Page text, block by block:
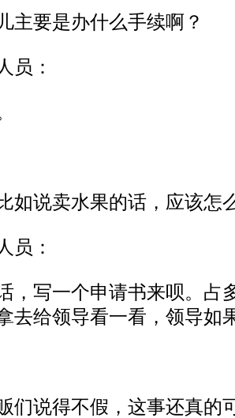
要是办什么手续啊？
：
说卖水果的话，应该怎
：
写一个申请书来呗。占
去给领导看一看，领导如
说得不假，这事还真的